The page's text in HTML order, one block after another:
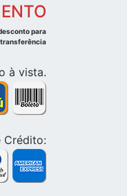
para
/ transferência
à vista.
Crédito: